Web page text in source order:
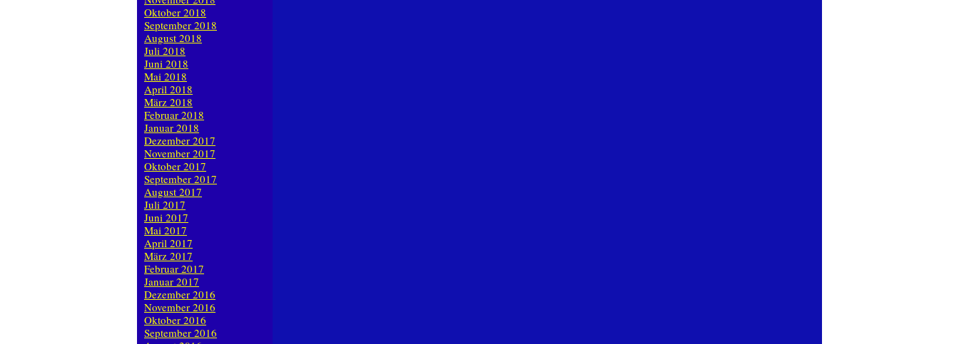
Oktober 2018
September 2018
August 2018
Juli 2018
Juni 2018
Mai 2018
April 2018
März 2018
Februar 2018
Januar 2018
Dezember 2017
November 2017
Oktober 2017
September 2017
August 2017
Juli 2017
Juni 2017
Mai 2017
April 2017
März 2017
Februar 2017
Januar 2017
Dezember 2016
November 2016
Oktober 2016
September 2016